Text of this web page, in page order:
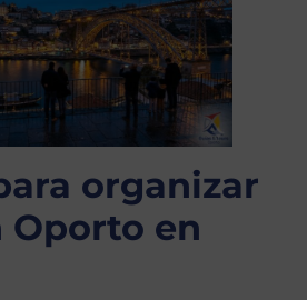
organizar
Oporto en